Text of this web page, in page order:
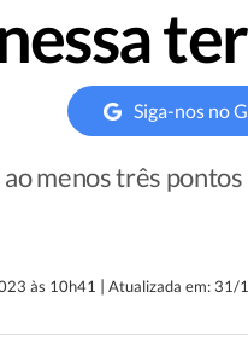
Siga-nos no
menos três
às 10h41 | Atualizada em: 31/